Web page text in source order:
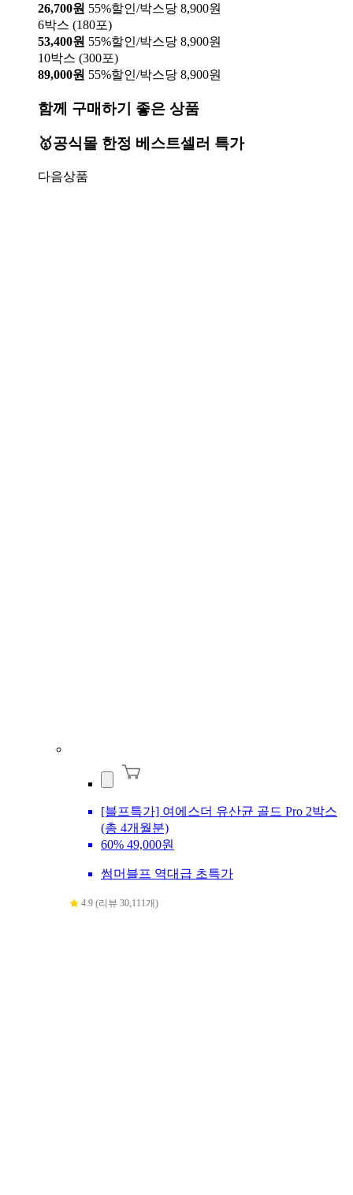
26,700원 55%할인/박스당 8,900원
6박스 (180포)
53,400원 55%할인/박스당 8,900원
10박스 (300포)
89,000원 55%할인/박스당 8,900원
함께 구매하기 좋은 상품
🥇공식몰 한정 베스트셀러 특가
다음상품
[블프특가] 여에스더 유산균 골드 Pro 2박스
(총 4개월분)
60% 49,000원
썸머블프 역대급 초특가
4.9 (리뷰 30,111개)